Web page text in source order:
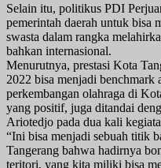
Selain itu, politikus PDI
pemerintah daerah untuk bisa
swasta dalam rangka
bahkan internasional.
Menurutnya, prestasi Kota
2022 bisa menjadi benchmark
perkembangan olahraga di
yang positif, juga ditandai
Ariotedjo pada dua kali
“Ini bisa menjadi sebuah titik
Tangerang bahwa hadirnya
teritori, yang kita miliki bisa